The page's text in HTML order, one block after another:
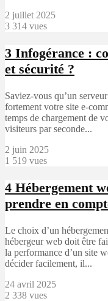
2 juillet 2025
3 314 vues
3 Infogérance :
et sécurité ?
Saviez-vous qu’un
fortement votre site e-
temps de chargement de
visiteurs par seconde...
2 juin 2025
1 519 vues
4 Hébergement
prendre en
Le choix d’un
hébergeur web doit être
la performance d’un site
décider facilement, il...
24 avril 2025
2 338 vues